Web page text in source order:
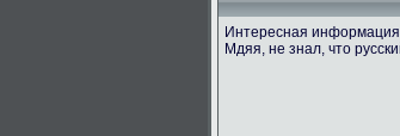
Интересная
Мдяя, не знал, что